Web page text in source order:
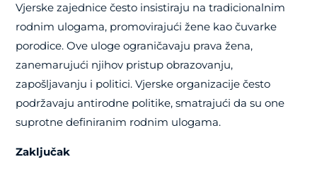
Vjerske zajednice često insistiraju na tradicionalnim
rodnim ulogama, promovirajući žene kao čuvarke
porodice. Ove uloge ograničavaju prava žena,
zanemarujući njihov pristup obrazovanju,
zapošljavanju i politici. Vjerske organizacije često
podržavaju antirodne politike, smatrajući da su one
suprotne definiranim rodnim ulogama.
Zaključak